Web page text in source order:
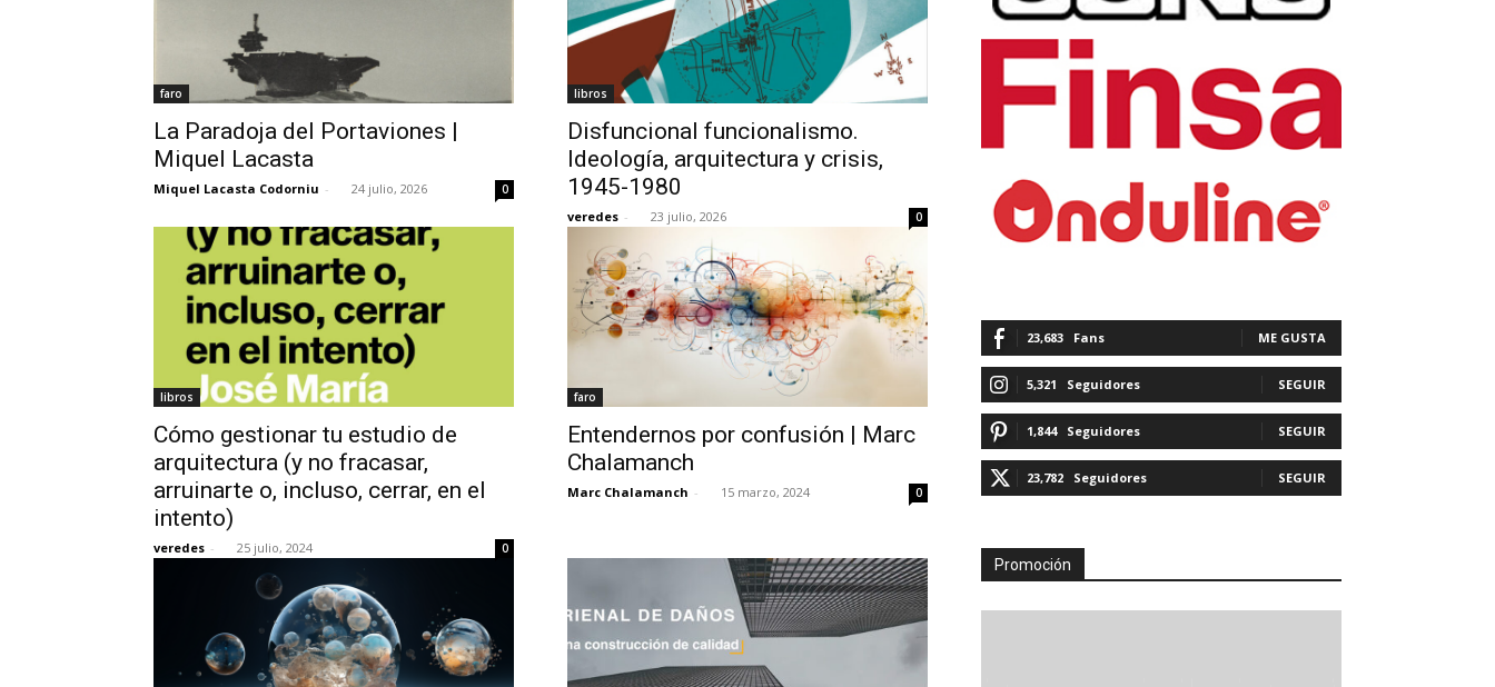
faro
La Paradoja del Portaviones |
Miquel Lacasta
Miquel Lacasta Codorniu - 24 julio, 2026 0
libros
Disfuncional funcionalismo.
Ideología, arquitectura y crisis,
1945-1980
veredes - 23 julio, 2026 0
libros
Cómo gestionar tu estudio de
arquitectura (y no fracasar,
arruinarte o, incluso, cerrar, en el
intento)
veredes - 25 julio, 2024 0
faro
Entendernos por confusión | Marc
Chalamanch
Marc Chalamanch - 15 marzo, 2024 0
23,683 Fans ME GUSTA
5,321 Seguidores SEGUIR
1,844 Seguidores SEGUIR
23,782 Seguidores SEGUIR
Promoción